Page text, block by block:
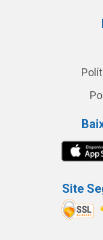
Site